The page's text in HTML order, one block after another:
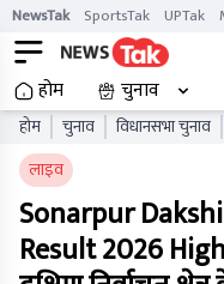
NewsTak SportsTak UPTak
होम चुनाव
होम चुनाव विधानसभा चुनाव
लाइव
Sonarpur
Result 2026